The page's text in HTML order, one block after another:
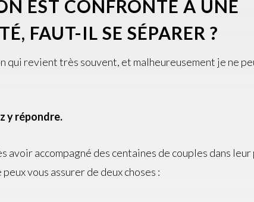
EST CONFRONTÉ À UNE
FAUT-IL SE SÉPARER ?
qui revient très souvent, et malheureusement je ne
y répondre.
avoir accompagné des centaines de couples dans
vous assurer de deux choses :